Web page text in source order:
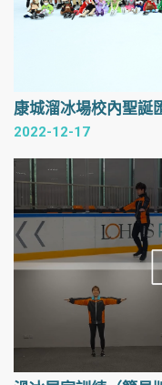
康城溜冰場校內聖誕
2022-12-17